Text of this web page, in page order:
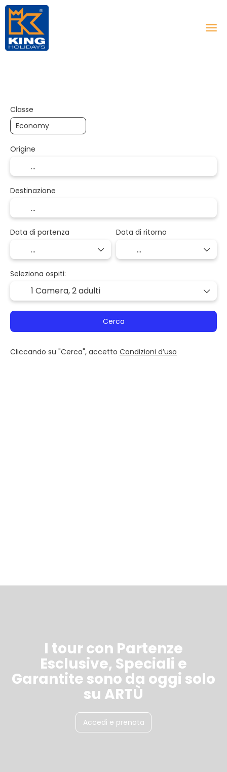
Classe
Origine
Destinazione
Data di partenza Data di ritorno
Seleziona ospiti:
1 Camera,2 adulti
Cerca
Cliccando su "Cerca", accetto Condizioni d’uso
I tour con Partenze
Esclusive, Speciali e
Garantite sono da oggi solo
su ARTÙ
Accedi e prenota